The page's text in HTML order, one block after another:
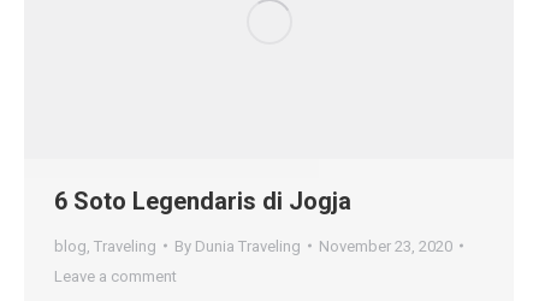
6 Soto Legendaris di Jogja
blog Traveling By Dunia Traveling
November 23, 2020
Leave a comment